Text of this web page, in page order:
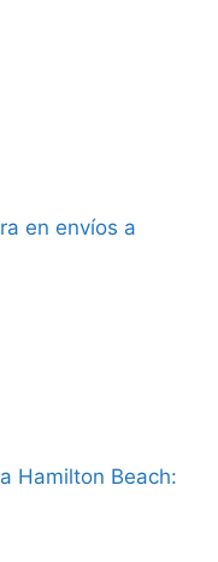
en envíos a
Hamilton Beach: